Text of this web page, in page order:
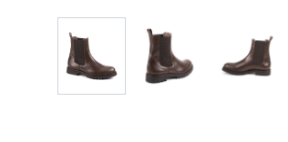
Bildergalerie überspringen